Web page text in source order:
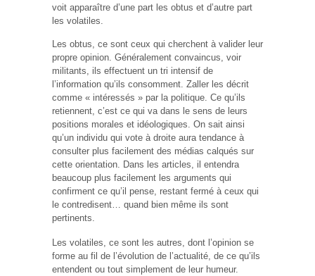
voit apparaître d’une part les obtus et d’autre part
les volatiles.
Les obtus, ce sont ceux qui cherchent à valider leur
propre opinion. Généralement convaincus, voir
militants, ils effectuent un tri intensif de
l’information qu’ils consomment. Zaller les décrit
comme « intéressés » par la politique. Ce qu’ils
retiennent, c’est ce qui va dans le sens de leurs
positions morales et idéologiques. On sait ainsi
qu’un individu qui vote à droite aura tendance à
consulter plus facilement des médias calqués sur
cette orientation. Dans les articles, il entendra
beaucoup plus facilement les arguments qui
confirment ce qu’il pense, restant fermé à ceux qui
le contredisent… quand bien même ils sont
pertinents.
Les volatiles, ce sont les autres, dont l’opinion se
forme au fil de l’évolution de l’actualité, de ce qu’ils
entendent ou tout simplement de leur humeur.